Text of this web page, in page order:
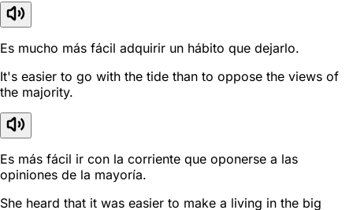
Es mucho más fácil adquirir un hábito que dejarlo.
It's easier to go with the tide than to oppose the views of
the majority.
Es más fácil ir con la corriente que oponerse a las
opiniones de la mayoría.
She heard that it was easier to make a living in the big